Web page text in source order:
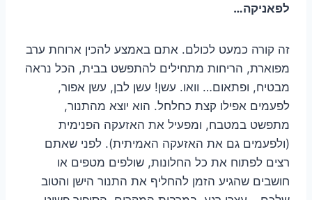
לפאניקה…
זה קורה כמעט לכולם. אתם באמצע להכין ארוחת ערב
מפוארת, הריחות מתחילים להתפשט בבית, הכל נראה
מבטיח, ופתאום… וואו. עשן! עשן לבן, עשן אפור,
לפעמים אפילו קצת כחלחל. הוא יוצא מהתנור,
מתפשט במטבח, ומפעיל את האזעקה הפנימית
(ולפעמים גם את האזעקה האמיתית). לפני שאתם
רצים לפתוח את כל החלונות, שולפים מטפים או
חושבים שהגיע הזמן להחליף את התנור הישן והטוב